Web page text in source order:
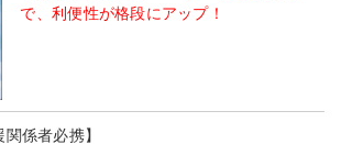
で、利便性が格段にアップ！
係者必携】